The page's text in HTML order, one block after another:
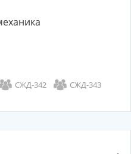
СЖД-342 СЖД-343